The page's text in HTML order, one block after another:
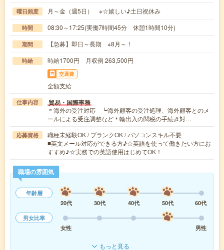
曜日頻度 月～金（週5日） ※☆嬉しい♪土日祝休み
時間 08:30～17:25(実働7時間45分 休憩1時間10分)
期間 【急募】即日～長期 ※8月～！
時給 時給1700円 月収例 263,500円
交通費
全額支給
仕事内容 貿易・国際事務
＊海外の受注対応 ┗海外顧客の受注処理、海外顧客とのメ
ールによる受注調整など＊輸出入の関税の手続き対…
応募資格
職種未経験OK / ブランクOK / パソコンスキル不要
■英文メール対応ができる方♪☆英語を使って働きたい方にお
すすめ♪☆実務での英語使用はじめてOK！
職場の雰囲気
年齢層
20代
30代 40代 50代
60代
男女比率
女性
男性
もっと見る